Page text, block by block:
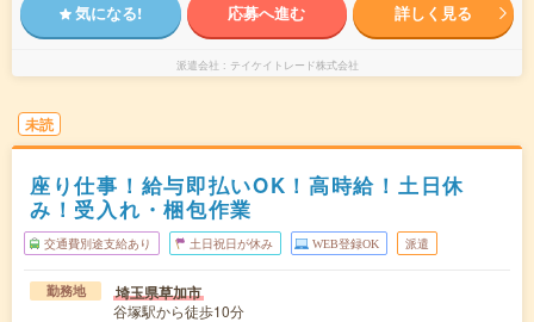
気になる! 応募へ進む 詳しく見る
派遣会社 テイケイトレード株式会社
未読
座り仕事！給与即払いOK！高時給！土日休
み！受入れ・梱包作業
交通費別途支給あり 土日祝日が休み WEB登録OK 派遣
勤務地 埼玉県草加市
谷塚駅から徒歩10分